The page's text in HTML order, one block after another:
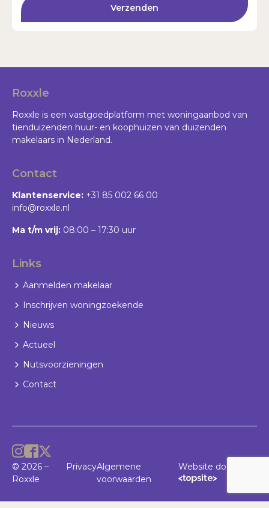
Verzenden
Roxxle
Roxxle is een vastgoedplatform met woningaanbod van
tienduizenden huur- en koophuizen van duizenden
makelaars in Nederland.
Contact
Klantenservice: +31 85 002 66 00
info@roxxle.nl
Ma t/m vrij: 08:00 – 17:30 uur
Links
Aanmelden makelaar
Inschrijven woningzoekende
Nieuws
Actueel
Nutsvoorzieningen
Contact
© 2026 –
Roxxle
PrivacyAlgemene
voorwaarden
Website door